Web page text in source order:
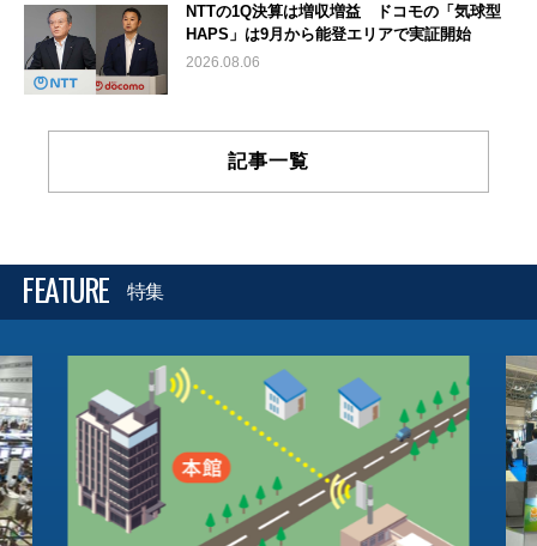
NTTの1Q決算は増収増益 ドコモの「気球型
HAPS」は9月から能登エリアで実証開始
2026.08.06
記事一覧
FEATURE 特集